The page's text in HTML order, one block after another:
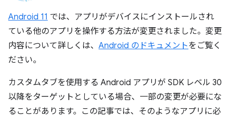
Android 11 では、アプリがデバイスにインストールされ
ている他のアプリを操作する方法が変更されました。変更
内容について詳しくは、 Android のドキュメントをご覧く
ださい。
カスタムタブを使用する Android アプリが SDK レベル 30
以降をターゲットとしている場合、一部の変更が必要にな
ることがあります。この記事では、そのようなアプリに必